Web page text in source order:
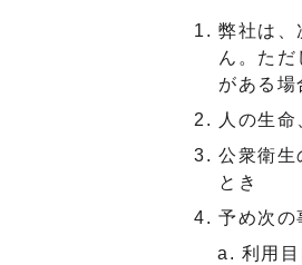
弊社は、
ん。た
がある場
人の生
公衆衛生
とき
予め次の
利用